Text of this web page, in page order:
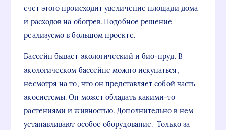
счет этого происходит увеличение площади дома
и расходов на обогрев. Подобное решение
реализуемо в большом проекте.
Бассейн бывает экологический и био-пруд. В
экологическом бассейне можно искупаться,
несмотря на то, что он представляет собой часть
экосистемы. Он может обладать какими-то
растениями и живностью. Дополнительно в нем
устанавливают особое оборудование. Только за